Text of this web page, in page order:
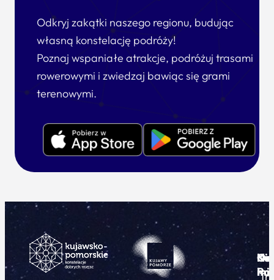
Odkryj zakątki naszego regionu, budując
własną konstelację podróży!
Poznaj wspaniałe atrakcje, podróżuj trasami
rowerowymi i zwiedzaj bawiąc się grami
terenowymi.
i